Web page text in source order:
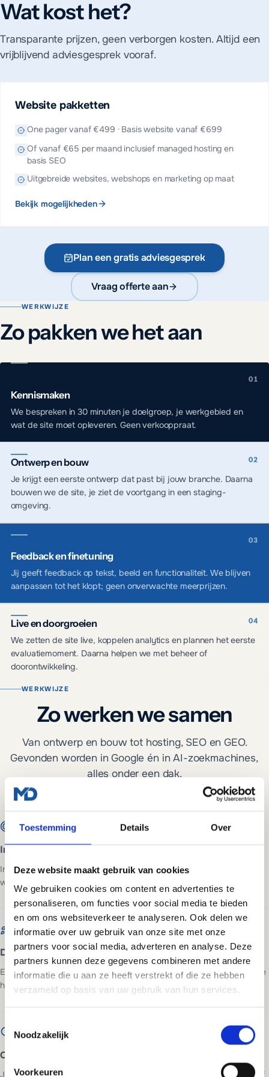
Toestemming Details Over
Deze website maakt gebruik van cookies
We gebruiken cookies om content en advertenties te
personaliseren, om functies voor social media te bieden
en om ons websiteverkeer te analyseren. Ook delen we
informatie over uw gebruik van onze site met onze
partners voor social media, adverteren en analyse. Deze
partners kunnen deze gegevens combineren met andere
informatie die u aan ze heeft verstrekt of die ze hebben
verzameld op basis van uw gebruik van hun services.
Noodzakelijk
Voorkeuren
Wat kost het?
Transparante prijzen, geen verborgen kosten. Altijd een
vrijblijvend adviesgesprek vooraf.
Website pakketten
One pager vanaf €499 · Basis website vanaf €699
Of vanaf €65 per maand inclusief managed hosting en
basis SEO
Uitgebreide websites, webshops en marketing op maat
Bekijk mogelijkheden
Plan een gratis adviesgesprek
Vraag offerte aan
WERKWIJZE
Zo pakken we het aan
Kennismaken
We bespreken in 30 minuten je doelgroep, je werkgebied en
wat de site moet opleveren. Geen verkooppraat.
Ontwerp en bouw
Je krijgt een eerste ontwerp dat past bij jouw branche. Daarna
bouwen we de site, je ziet de voortgang in een staging-
omgeving.
Feedback en finetuning
Jij geeft feedback op tekst, beeld en functionaliteit. We blijven
aanpassen tot het klopt; geen onverwachte meerprijzen.
Live en doorgroeien
We zetten de site live, koppelen analytics en plannen het eerste
evaluatiemoment. Daarna helpen we met beheer of
doorontwikkeling.
WERKWIJZE
Zo werken we samen
Van ontwerp en bouw tot hosting, SEO en GEO.
Gevonden worden in Google én in AI-zoekmachines,
alles onder een dak.
Intake en advies
In 20 minuten bespreken we je situatie, voor wie de site bedoeld is en
wat een bezoeker moet doen. Daarna weet je wat het kost.
Design en ontwikkeling
Een eigen ontwerp op basis van jouw huisstijl en doelgroep. Je ziet de
homepage voordat we ook maar iets bouwen.
Oplevering en lancering
Je website gaat live, volledig getest en klaar voor bezoekers. Inclusief